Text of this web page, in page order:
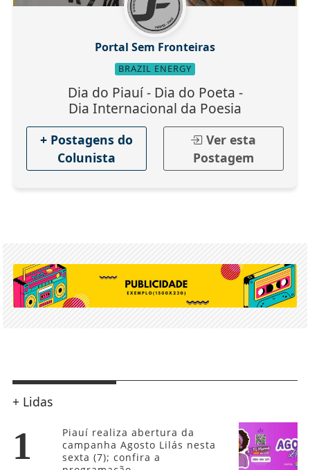
Portal Sem Fronteiras
BRAZIL ENERGY
Dia do Piauí - Dia do Poeta -
Dia Internacional da Poesia
+ Postagens do
Colunista
Ver esta
Postagem
+ Lidas
1
Piauí realiza abertura da
campanha Agosto Lilás nesta
sexta (7); confira a